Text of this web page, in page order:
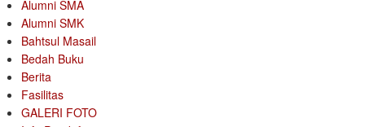
Alumni SMA
Alumni SMK
Bahtsul Masail
Bedah Buku
Berita
Fasilitas
GALERI FOTO